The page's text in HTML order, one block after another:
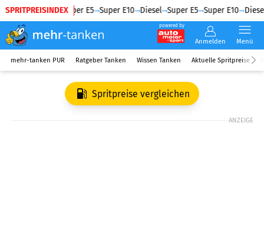
SPRITPREISINDEX
Diesel Super E5 Super E10 Diesel Super E5 Super E10 Diesel
powered by
Anmelden Menü
mehr-tanken PUR Ratgeber Tanken Wissen Tanken Aktuelle Spritpreise
Spritpreise vergleichen
ANZEIGE